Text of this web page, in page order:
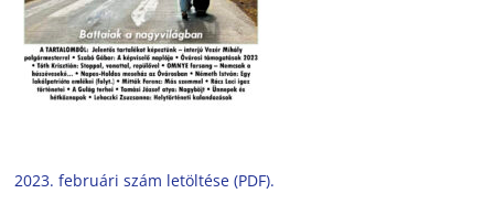
2023. februári szám letöltése (PDF).